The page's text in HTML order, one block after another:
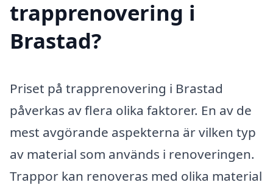
trapprenovering i
Brastad?
Priset på trapprenovering i Brastad
påverkas av flera olika faktorer. En av de
mest avgörande aspekterna är vilken typ
av material som används i renoveringen.
Trappor kan renoveras med olika material